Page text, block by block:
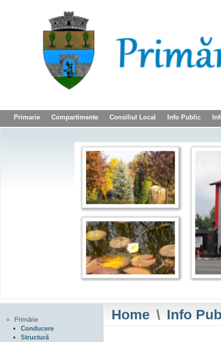
Primarie Compartimente Consiliul Local Info Public
Home \ Info
Primărie
Conducere
Structură